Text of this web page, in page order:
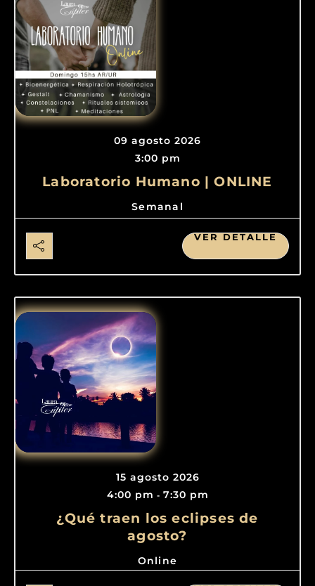
09 agosto 2026
3:00 pm
Laboratorio Humano | ONLINE
Semanal
VER DETALLE
15 agosto 2026
4:00 pm - 7:30 pm
¿Qué traen los eclipses de
agosto?
Online